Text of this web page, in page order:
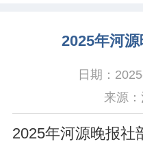
2025年河
日期：
来源
2025年河源晚报社